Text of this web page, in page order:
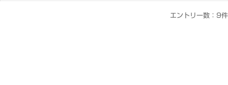
エントリー数：9件